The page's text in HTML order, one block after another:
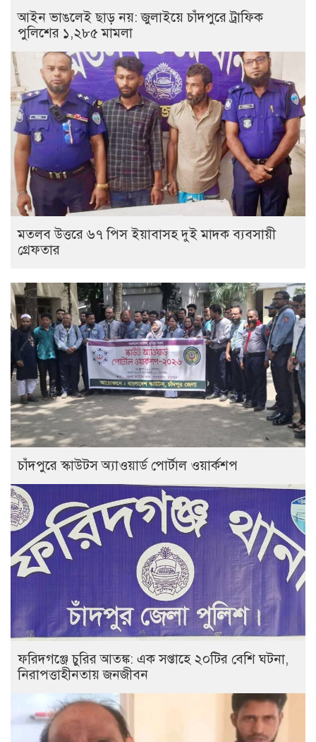
আইন ভাঙলেই ছাড় নয়: জুলাইয়ে চাঁদপুরে ট্রাফিক
পুলিশের ১,২৮৫ মামলা
মতলব উত্তরে ৬৭ পিস ইয়াবাসহ দুই মাদক ব্যবসায়ী
গ্রেফতার
চাঁদপুরে স্কাউটস অ্যাওয়ার্ড পোর্টাল ওয়ার্কশপ
ফরিদগঞ্জে চুরির আতঙ্ক: এক সপ্তাহে ২০টির বেশি ঘটনা,
নিরাপত্তাহীনতায় জনজীবন